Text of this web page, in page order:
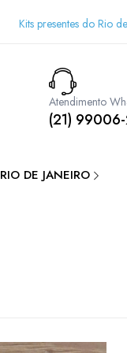
Kits presentes do Rio
Atendimento
(21)
DE JANEIRO